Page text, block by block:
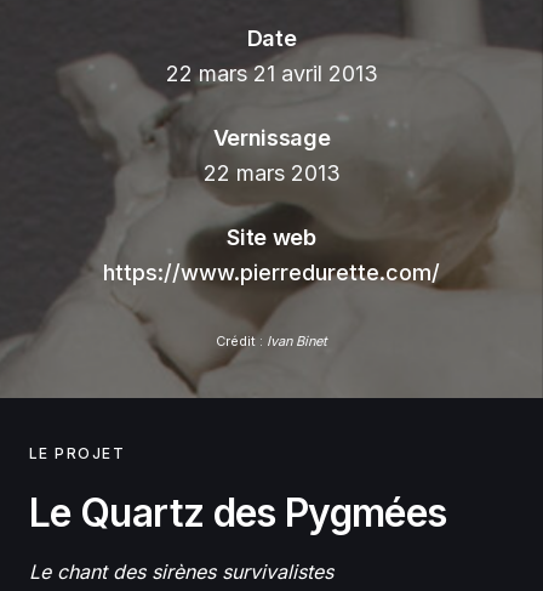
Date
22 mars 21 avril 2013
Vernissage
22 mars 2013
Site web
https://www.pierredurette.com/
Crédit : Ivan Binet
LE PROJET
Le Quartz des Pygmées
Le chant des sirènes survivalistes